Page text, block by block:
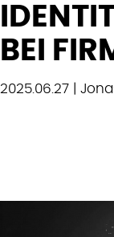
BEI
2025.06.27 |